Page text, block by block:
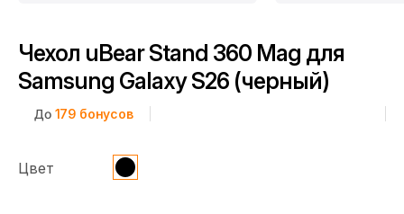
Чехол uBear Stand 360 Mag для
Samsung Galaxy S26 (черный)
До 179 бонусов
Цвет